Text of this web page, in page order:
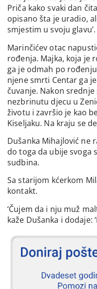
Priča kako svaki dan
opisano šta je uradio,
smjestim u svoju glavu’.
Marinčićev otac
rođenja. Majka, koja je
ga je odmah po
njene smrti Centar ga
čuvanje. Nakon
nezbrinutu djecu u
životu i završio je kao
Kiseljaku. Na kraju se
Dušanka Mihajlović ne
do toga da ubije svoga
sudbina.
Sa starijom kćerkom
kontakt.
‘Čujem da i nju muž
kaže Dušanka i dodaje: